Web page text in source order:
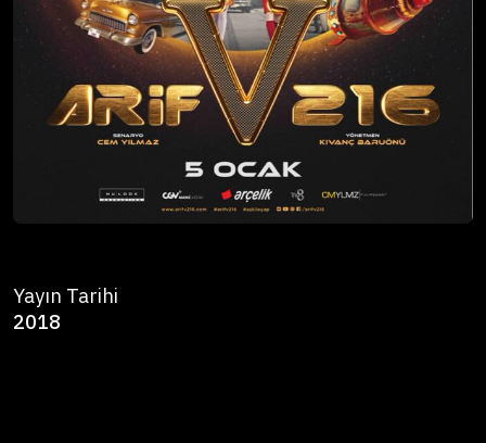
Yayın Tarihi
2018